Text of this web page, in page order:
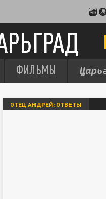
ФИЛЬМЫ
ОТЕЦ АНДРЕЙ: ОТВЕТЫ